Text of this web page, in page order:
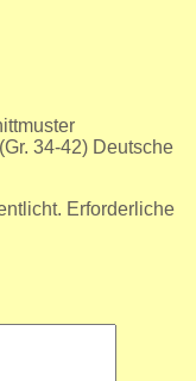
34-42) Deutsche
Erforderliche